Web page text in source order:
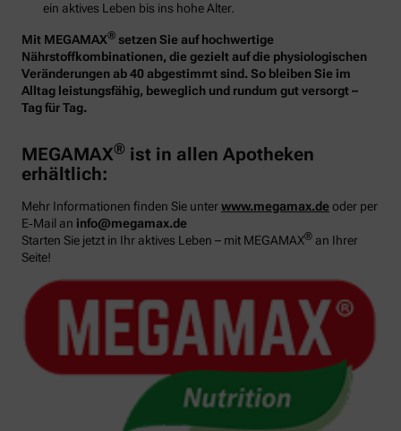
ein aktives Leben bis ins hohe Alter.
Mit MEGAMAX® setzen Sie auf hochwertige
Nährstoffkombinationen, die gezielt auf die physiologischen
Veränderungen ab 40 abgestimmt sind. So bleiben Sie im
Alltag leistungsfähig, beweglich und rundum gut versorgt –
Tag für Tag.
MEGAMAX® ist in allen Apotheken
erhältlich:
Mehr Informationen finden Sie unterwww.megamax.deoder per
E‑Mail an info@megamax.de
Starten Sie jetzt in Ihr aktives Leben – mit MEGAMAX® an Ihrer
Seite!